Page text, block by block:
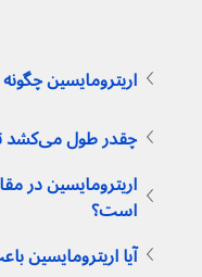
اریترومایسین چگونه
چقدر طول می‌کشد تا اریترومایسین اثر کند؟
است؟
آیا اریترومایسین